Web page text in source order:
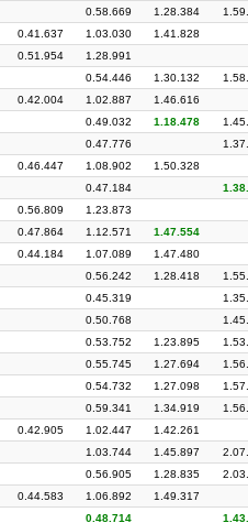
0.58.669 1.28.384
0.41.637 1.03.030
1.41.828
0.51.954
1.28.991
0.54.446 1.30.132
0.42.004 1.02.887
1.46.616
0.49.032 1.18.478
0.47.776
0.46.447 1.08.902
1.50.328
0.47.184
0.56.809
1.23.873
0.47.864 1.12.571
1.47.554
0.44.184 1.07.089
1.47.480
0.56.242 1.28.418
0.45.319
0.50.768
0.53.752 1.23.895
0.55.745 1.27.694
0.54.732 1.27.098
0.59.341 1.34.919
0.42.905 1.02.447
1.42.261
1.03.744 1.45.897
0.56.905 1.28.835
0.44.583 1.06.892
1.49.317
0.48.714